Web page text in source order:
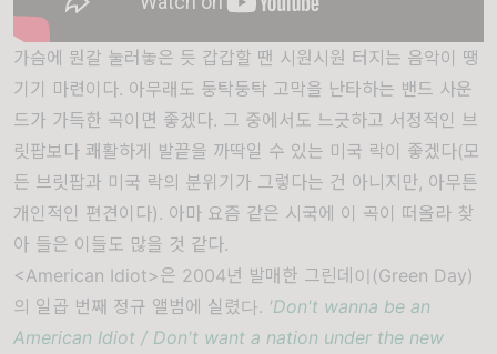
가슴에 뭔갈 눌러놓은 듯 갑갑할 땐 시원시원 터지는 음악이 땡
기기 마련이다. 아무래도 둥탁둥탁 고막을 난타하는 밴드 사운
드가 가득한 곡이면 좋겠다. 그 중에서도 느긋하고 서정적인 브
릿팝보다 쾌활하게 발끝을 까딱일 수 있는 미국 락이 좋겠다(모
든 브릿팝과 미국 락의 분위기가 그렇다는 건 아니지만, 아무튼
개인적인 편견이다). 아마 요즘 같은 시국에 이 곡이 떠올라 찾
아 들은 이들도 많을 것 같다.
<American Idiot>은 2004년 발매한 그린데이(Green Day)
의 일곱 번째 정규 앨범에 실렸다. 'Don't wanna be an
American Idiot / Don't want a nation under the new